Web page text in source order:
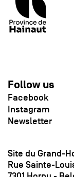
Follow us
Facebook
Instagram
Newsletter
Site du Grand-
Rue Sainte-